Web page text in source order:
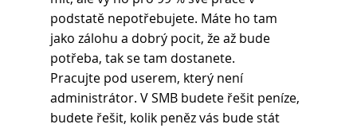
podstatě nepotřebujete. Máte ho tam
jako zálohu a dobrý pocit, že až bude
potřeba, tak se tam dostanete.
Pracujte pod userem, který není
administrátor. V SMB budete řešit peníze,
budete řešit, kolik peněz vás bude stát